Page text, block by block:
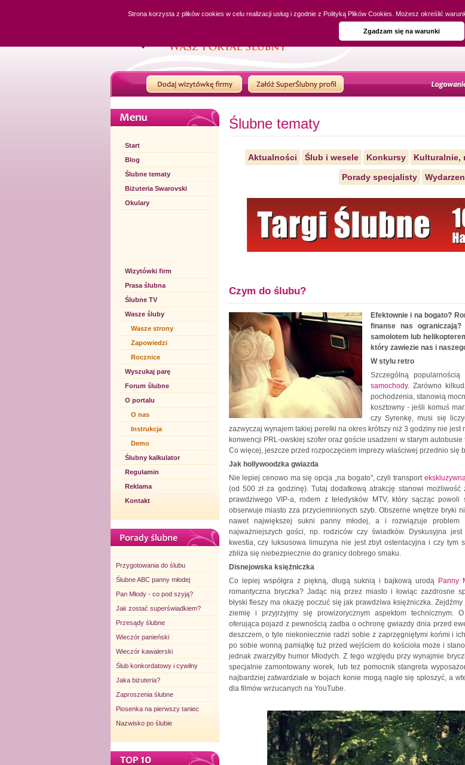
Start
Blog
Ślubne tematy
Biżuteria Swarovski
Okulary
Wizytówki firm
Prasa ślubna
Ślubne TV
Wasze śluby
Wasze strony
Zapowiedzi
Rocznice
Wyszukaj parę
Forum ślubne
O portalu
O nas
Instrukcja
Demo
Ślubny kalkulator
Regulamin
Reklama
Kontakt
Przygotowania do ślubu
Ślubne ABC panny młodej
Pan Młody - co pod szyją?
Jak zostać superświadkiem?
Przesądy ślubne
Wieczór panieński
Wieczór kawalerski
Ślub konkordatowy i cywilny
Jaka biżuteria?
Zaproszenia ślubne
Piosenka na pierwszy taniec
Nazwisko po ślubie
Ślubne tematy
Aktualności Ślub i wesele Konkursy Kulturalnie,
Porady specjalisty
Czym do ślubu?
Efektownie i na bogato?
finanse nas
samolotem lub
który zawiezie nas i
W stylu retro
Szczególną
samochody. Zarówno
pochodzenia, stanowią
kosztowny - jeśli komuś
czy Syrenkę, musi się
zazwyczaj wynajem takiej perełki na okres krótszy niż 3 godziny nie
konwencji PRL-owskiej szofer oraz goście usadzeni w starym
Co więcej, jeszcze przed rozpoczęciem imprezy właściwej przednio się
Jak hollywoodzka gwiazda
Nie lepiej cenowo ma się opcja „na bogato", czyli transport
(od 500 zł za godzinę). Tutaj dodatkową atrakcję stanowi możliwość
prawdziwego VIP-a, rodem z teledysków MTV, który sącząc powoli
obserwuje miasto zza przyciemnionych szyb. Obszerne wnętrze bryki
nawet największej sukni panny młodej, a i rozwiązuje problem
najważniejszych gości, np. rodziców czy świadków. Dyskusyjna jest
kwestia, czy luksusowa limuzyna nie jest zbyt ostentacyjna i czy tym
zbliża się niebezpiecznie do granicy dobrego smaku.
Disnejowska księżniczka
Co lepiej współgra z piękną, długą suknią i bajkową urodą Panny
romantyczna bryczka? Jadąc nią przez miasto i łowiąc zazdrosne
błyski fleszy ma okazję poczuć się jak prawdziwa księżniczka.
ziemię i przyjrzyjmy się prowizorycznym aspektom technicznym.
oferująca pojazd z pewnością zadba o ochronę gwiazdy dnia przed
deszczem, o tyle niekoniecznie radzi sobie z zaprzęgniętymi końmi i
po sobie wonną pamiątkę tuż przed wejściem do kościoła może i
jednak zwarzyłby humor Młodych. Z tego względu przy wynajmie
specjalnie zamontowany worek, lub też pomocnik stangreta
najbardziej zatwardziałe w bojach konie mogą nagle się spłoszyć, a
dla filmów wrzucanych na YouTube.
Strona korzysta z plików cookies w celu realizacji usług i zgodnie z Polityką Plików Cookies. Możesz określić
Zgadzam się na warunki